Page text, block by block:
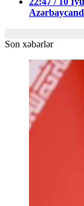
Son xəbərlər